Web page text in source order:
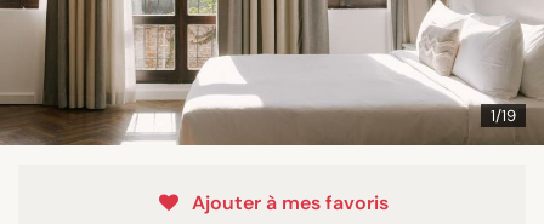
1/19
Ajouter à mes favoris